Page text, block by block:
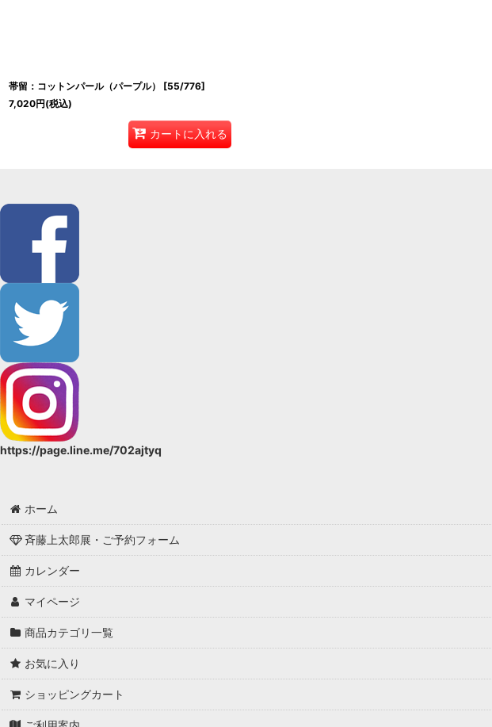
帯留：コットンパール（パープル） [55/776]
7,020円(税込)
カートに入れる
https://page.line.me/702ajtyq
ホーム
斉藤上太郎展・ご予約フォーム
カレンダー
マイページ
商品カテゴリ一覧
お気に入り
ショッピングカート